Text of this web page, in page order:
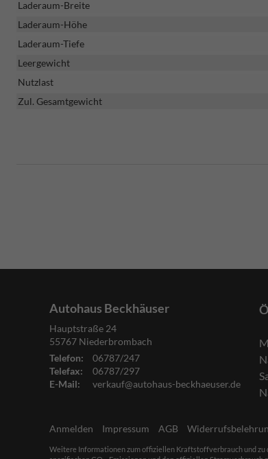
Laderaum-Breite
Laderaum-Höhe
Laderaum-Tiefe
Leergewicht
Nutzlast
Zul. Gesamtgewicht
Autohaus Beckhäuser
Hauptstraße 24
55767 Niederbrombach
Telefon:
06787/247
Telefax:
06787/297
E-Mail:
verkauf@autohaus-beckhaeuser.de
Anmelden Impressum AGB
Weitere Informationen zum offiziellen Kraftstoffverbrauch und zu